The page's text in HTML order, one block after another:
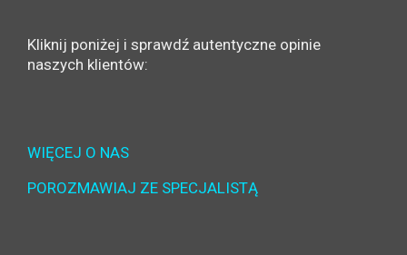
Kliknij poniżej i sprawdź autentyczne opinie
naszych klientów:
WIĘCEJ O NAS
POROZMAWIAJ ZE SPECJALISTĄ